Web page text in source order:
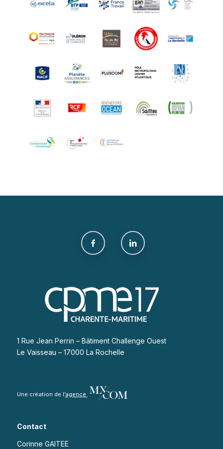
1 Rue Jean Perrin – Bâtiment Challenge Ouest
Le Vaisseau – 17000 La Rochelle
Une création de l’agence
Contact
Corinne GAITEE